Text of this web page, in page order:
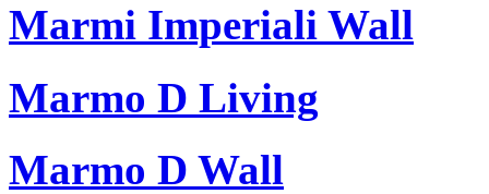
Marmi Imperiali Wall
Marmo D Living
Marmo D Wall